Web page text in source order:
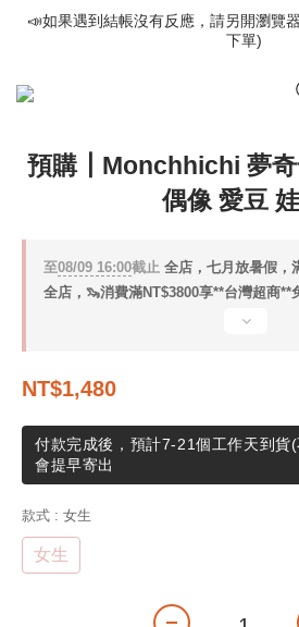
📣如果遇到結帳沒有反應，請另開瀏覽
下單)
📣如果遇到結帳沒有反應，請另開瀏覽
下單)
歡迎光臨૮⍝• ᴥ •⍝ა 新品請追蹤
下單)
預購┃Monchhichi 夢奇
偶像 愛豆
至08/09 16:00截止 全店，七月放暑假，
全店，🦦消費滿NT$3800享**台灣超商**
NT$1,480
付款完成後，預計7-21個工作天到貨
會提早寄出
款式 : 女生
女生